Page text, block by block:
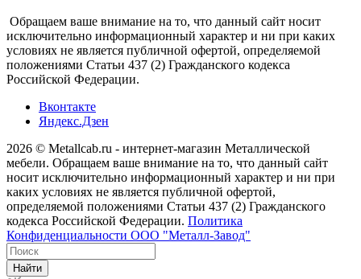
Обращаем ваше внимание на то, что данный сайт носит
исключительно информационный характер и ни при каких
условиях не является публичной офертой, определяемой
положениями Статьи 437 (2) Гражданского кодекса
Российской Федерации.
Вконтакте
Яндекс.Дзен
2026 © Metallcab.ru - интернет-магазин Металлической
мебели. Обращаем ваше внимание на то, что данный сайт
носит исключительно информационный характер и ни при
каких условиях не является публичной офертой,
определяемой положениями Статьи 437 (2) Гражданского
кодекса Российской Федерации. Политика
Конфиденциальности ООО "Металл-Завод"
Найти